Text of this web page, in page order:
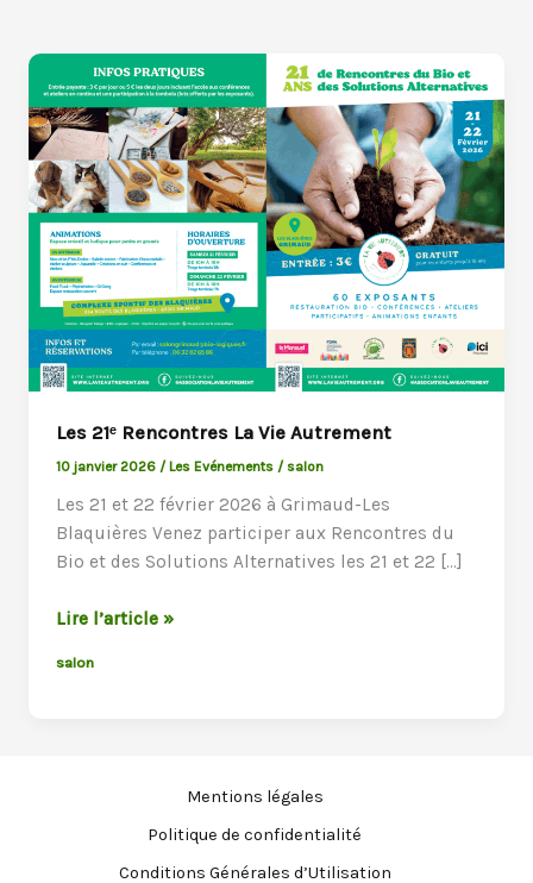
Les 21ᵉ Rencontres La Vie Autrement
10 janvier 2026 /Les Evénements /salon
Les 21 et 22 février 2026 à Grimaud-Les
Blaquières Venez participer aux Rencontres du
Bio et des Solutions Alternatives les 21 et 22 […]
Les
Rencontres
Lire l’article »
salon
Mentions légales
Politique de confidentialité
Conditions Générales d’Utilisation